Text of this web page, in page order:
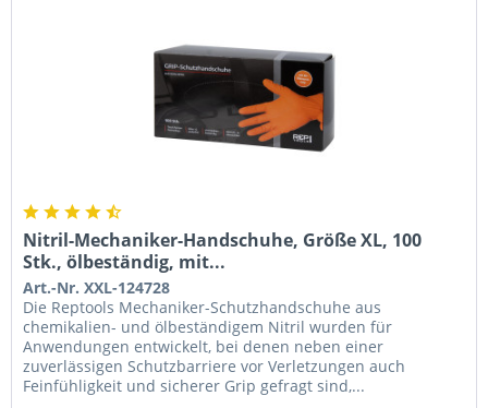
Nitril-Mechaniker-Handschuhe, Größe XL, 100
Stk., ölbeständig, mit...
Art.-Nr. XXL-124728
Die Reptools Mechaniker-Schutzhandschuhe aus
chemikalien- und ölbeständigem Nitril wurden für
Anwendungen entwickelt, bei denen neben einer
zuverlässigen Schutzbarriere vor Verletzungen auch
Feinfühligkeit und sicherer Grip gefragt sind,...